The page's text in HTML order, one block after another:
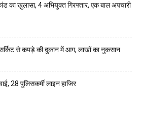
का खुलासा, 4 अभियुक्त गिरफ्तार, एक बाल अपचारी
से कपड़े की दुकान में आग, लाखों का नुकसान
28 पुलिसकर्मी लाइन हाजिर